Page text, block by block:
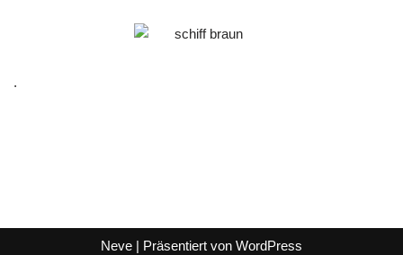
.
Neve | Präsentiert von WordPress